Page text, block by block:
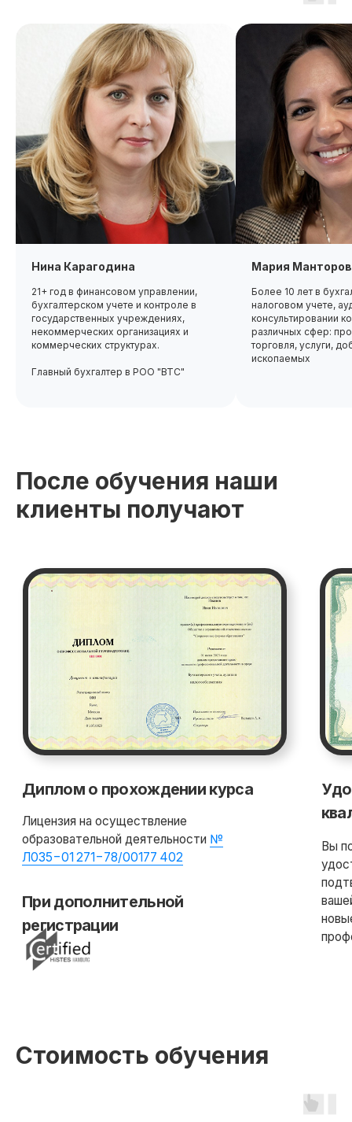
Нина Карагодина
21+ год в финансовом управлении,
бухгалтерском учете и контроле в
государственных учреждениях,
некоммерческих организациях и
коммерческих структурах.
Главный бухгалтер в РОО "ВТС"
Мария
Более 10 лет в
налоговом учете,
консультировании
различных сфер:
торговля, услуги,
ископаемых
После обучения наши
клиенты получают
Стоимость обучения